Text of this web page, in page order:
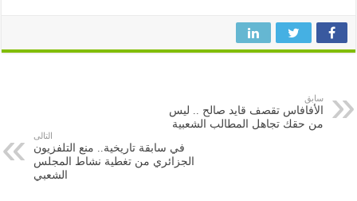
الأفافاس تقصف قايد صالح .. ليس
من حقك تجاهل المطالب الشعبية
في سابقة تاريخية.. منع التلفزيون
الجزائري من تغطية نشاط المجلس